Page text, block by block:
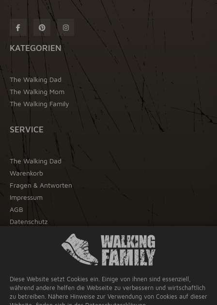
KATEGORIEN
The Walking Dad
The Walking Mom
The Walking Family
SERVICE
The Walking Dad
Warenkorb
Fragen & Antworten
Impressum
AGB
Datenschutz
WIR AKZEPTIEREN
PayPal
Kreditkarte
Diese Website setzt Cookies ein. Einige von ihnen sind essenziell,
während andere helfen die Webseite zu verbessern und wirtschaftlich
zu betreiben. Nähere Hinweise zur Verwendung von Cookies auf dieser